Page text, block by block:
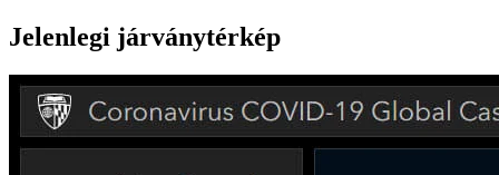
Jelenlegi járványtérkép